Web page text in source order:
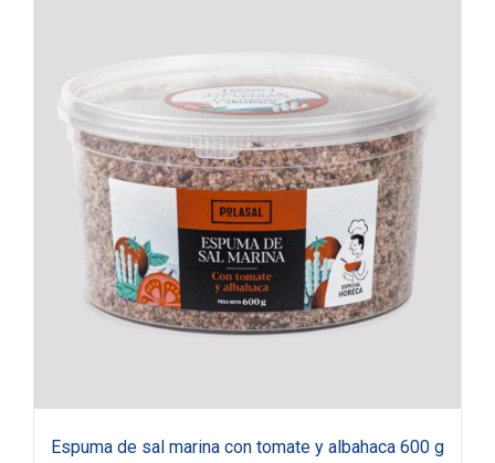
Espuma de sal marina con tomate y albahaca 600 g